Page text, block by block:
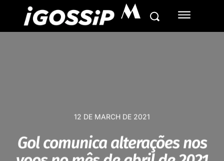
M
12 DE MARCH DE 2021
Gol comunica alterações nos